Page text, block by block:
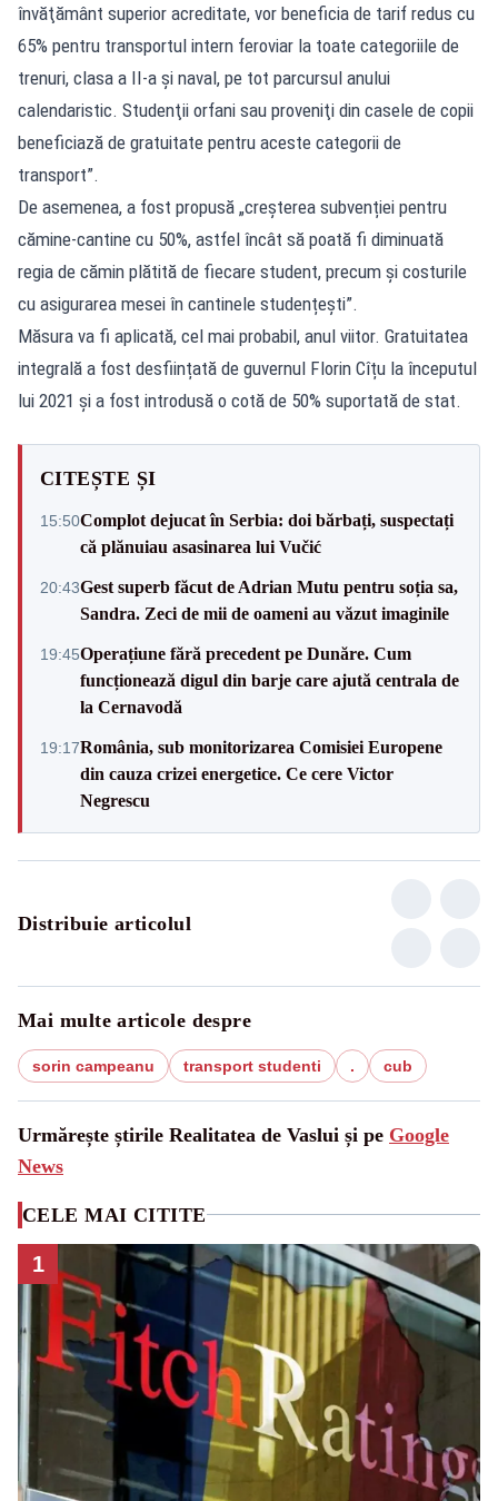
învăţământ superior acreditate, vor beneficia de tarif redus cu
65% pentru transportul intern feroviar la toate categoriile de
trenuri, clasa a II-a şi naval, pe tot parcursul anului
calendaristic. Studenţii orfani sau proveniţi din casele de copii
beneficiază de gratuitate pentru aceste categorii de
transport”.
De asemenea, a fost propusă „creșterea subvenției pentru
cămine-cantine cu 50%, astfel încât să poată fi diminuată
regia de cămin plătită de fiecare student, precum și costurile
cu asigurarea mesei în cantinele studențești”.
Măsura va fi aplicată, cel mai probabil, anul viitor. Gratuitatea
integrală a fost desființată de guvernul Florin Cîțu la începutul
lui 2021 și a fost introdusă o cotă de 50% suportată de stat.
CITEȘTE ȘI
15:50Complot dejucat în Serbia: doi bărbați, suspectați
că plănuiau asasinarea lui Vučić
20:43Gest superb făcut de Adrian Mutu pentru soția sa,
Sandra. Zeci de mii de oameni au văzut imaginile
19:45Operațiune fără precedent pe Dunăre. Cum
funcționează digul din barje care ajută centrala de
la Cernavodă
19:17România, sub monitorizarea Comisiei Europene
din cauza crizei energetice. Ce cere Victor
Negrescu
Distribuie articolul
Mai multe articole despre
sorin campeanu transport studenti . cub
Urmărește știrile Realitatea de Vaslui și pe Google
News
CELE MAI CITITE
1